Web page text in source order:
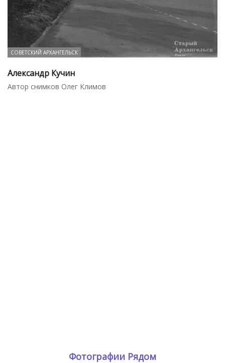
СОВЕТСКИЙ АРХАНГЕЛЬСК
Александр Кучин
Автор снимков Олег Климов
Фотографии Рядом